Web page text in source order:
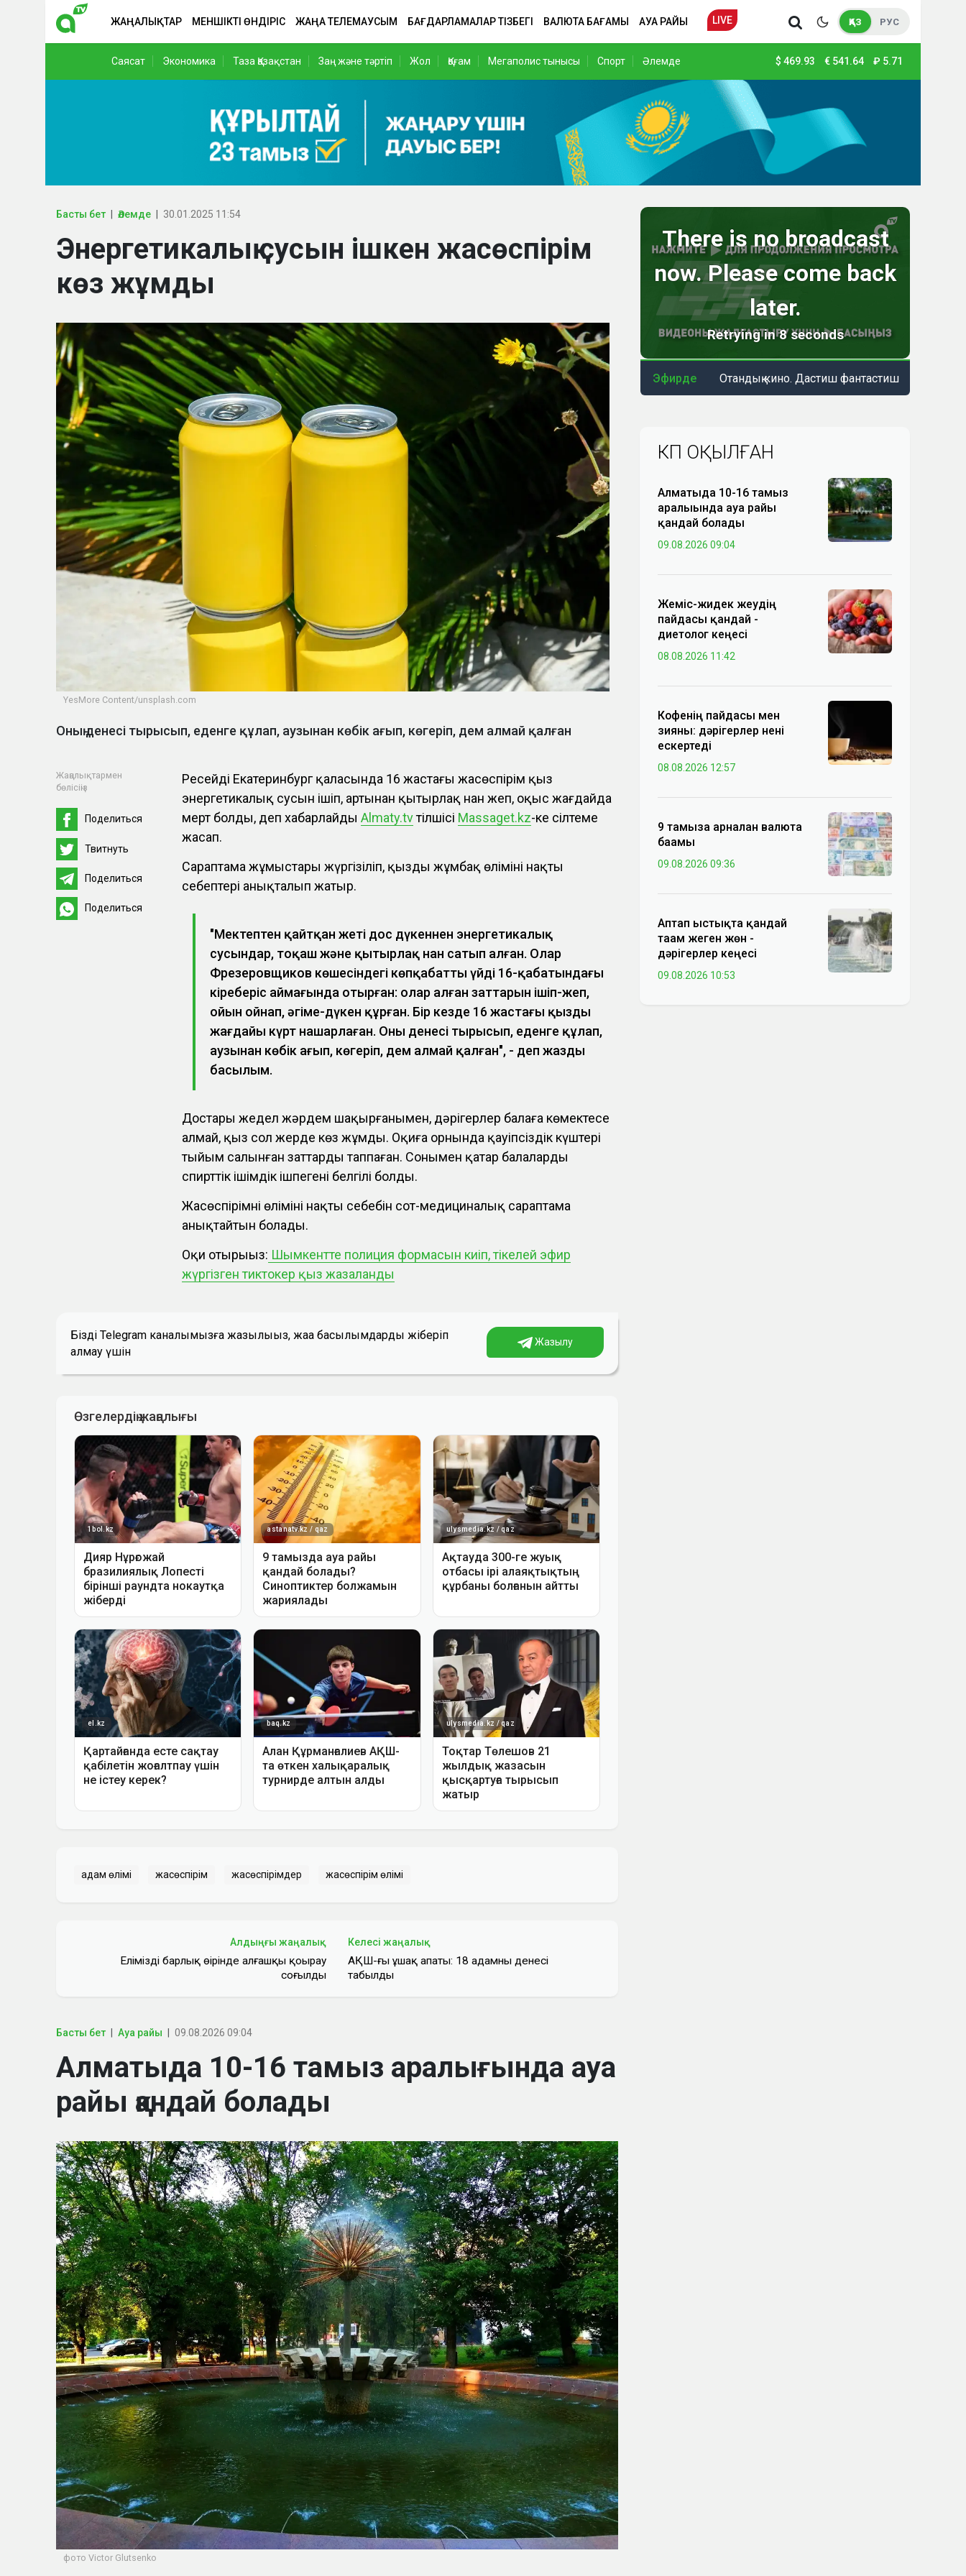
ЖАҢАЛЫҚТАР МЕНШІКТІ ӨНДІРІС ЖАҢА ТЕЛЕМАУСЫМ БАҒДАРЛАМАЛАР ТІЗБЕГІ ВАЛЮТА БАҒАМЫ АУА РАЙЫ LIVE ҚАЗ РУС
Саясат Экономика Таза Қазақстан Заң және тәртіп Жол Қоғам Мегаполис тынысы Спорт Әлемде $ 469.93 € 541.64 ₽ 5.71
Басты бет Әлемде 30.01.2025 11:54
Энергетикалық сусын ішкен жасөспірім
көз жұмды
YesMore Content/unsplash.com
Оның денесі тырысып, еденге құлап, аузынан көбік ағып, көгеріп, дем алмай қалған
Жаңалықтармен
бөлісіңіз
Поделиться
Твитнуть
Поделиться
Поделиться
Ресейдің Екатеринбург қаласында 16 жастағы жасөспірім қыз
энергетикалық сусын ішіп, артынан қытырлақ нан жеп, оқыс жағдайда
мерт болды, деп хабарлайдыAlmaty.tvтілшісі Massaget.kz-ке сілтеме
жасап.
Сараптама жұмыстары жүргізіліп, қыздың жұмбақ өлімінің нақты
себептері анықталып жатыр.
"Мектептен қайтқан жеті дос дүкеннен энергетикалық
сусындар, тоқаш және қытырлақ нан сатып алған. Олар
Фрезеровщиков көшесіндегі көпқабатты үйдің 16-қабатындағы
кіреберіс аймағында отырған: олар алған заттарын ішіп-жеп,
ойын ойнап, әңгіме-дүкен құрған. Бір кезде 16 жастағы қыздың
жағдайы күрт нашарлаған. Оның денесі тырысып, еденге құлап,
аузынан көбік ағып, көгеріп, дем алмай қалған", - деп жазды
басылым.
Достары жедел жәрдем шақырғанымен, дәрігерлер балаға көмектесе
алмай, қыз сол жерде көз жұмды. Оқиға орнында қауіпсіздік күштері
тыйым салынған заттарды таппаған. Сонымен қатар балалардың
спирттік ішімдік ішпегені белгілі болды.
Жасөспірімнің өлімінің нақты себебін сот-медициналық сараптама
анықтайтын болады.
Оқи отырыңыз: Шымкентте полиция формасын киіп, тікелей эфир
жүргізген тиктокер қыз жазаланды
Біздің Telegram каналымызға жазылыңыз, жаңа басылымдарды жіберіп
алмау үшін
Жазылу
адам өлімі жасөспірім жасөспірімдер жасөспірім өлімі
Алдыңғы жаңалық
Еліміздің барлық өңірінде алғашқы қоңырау
соғылды
Келесі жаңалық
АҚШ-ғы ұшақ апаты: 18 адамның денесі
табылды
Басты бет Ауа райы 09.08.2026 09:04
Алматыда 10-16 тамыз аралығында ауа
райы қандай болады
фото Victor Glutsenko
Эфирде Отандық кино. Дастиш фантастиш
КӨП ОҚЫЛҒАН
Алматыда 10-16 тамыз
аралығында ауа райы
қандай болады
09.08.2026 09:04
Жеміс-жидек жеудің
пайдасы қандай -
диетолог кеңесі
08.08.2026 11:42
Кофенің пайдасы мен
зияны: дәрігерлер нені
ескертеді
08.08.2026 12:57
9 тамызға арналған валюта
бағамы
09.08.2026 09:36
Аптап ыстықта қандай
тағам жеген жөн -
дәрігерлер кеңесі
09.08.2026 10:53